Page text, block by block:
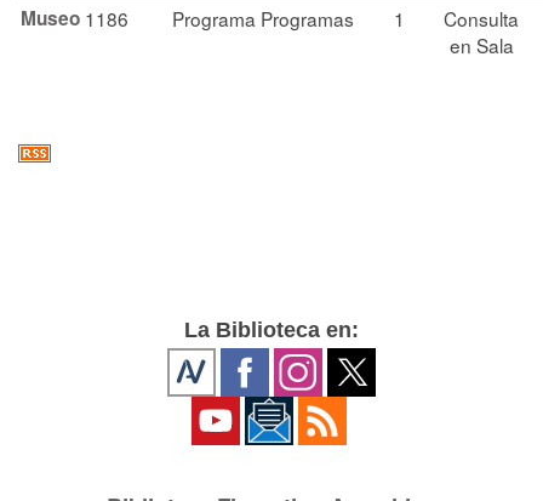
Museo 1186 Programa Programas 1
Consulta
en Sala
La Biblioteca en: